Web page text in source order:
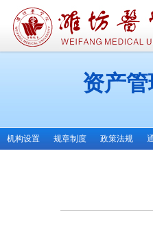
资产
机构设置 规章制度 政策法规